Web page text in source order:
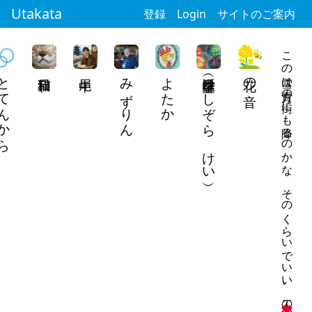
Utakata 登録 Login サイトのご案内
この雪は貴方の街にも降るのかな そのくらいでいい、二人の交点
花の音
星空馨（ほしぞら けい）
よたか
みずりん
ら